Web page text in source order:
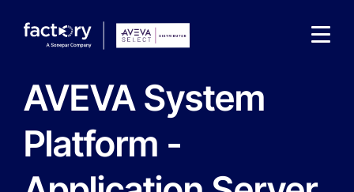
Che cosa sta cercando ?
AVEVA System
Platform -